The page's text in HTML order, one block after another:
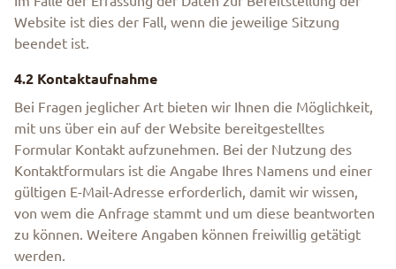
Website ist dies der Fall, wenn die jeweilige Sitzung
beendet ist.
4.2 Kontaktaufnahme
Bei Fragen jeglicher Art bieten wir Ihnen die Möglichkeit,
mit uns über ein auf der Website bereitgestelltes
Formular Kontakt aufzunehmen. Bei der Nutzung des
Kontaktformulars ist die Angabe Ihres Namens und einer
gültigen E-Mail-Adresse erforderlich, damit wir wissen,
von wem die Anfrage stammt und um diese beantworten
zu können. Weitere Angaben können freiwillig getätigt
werden.